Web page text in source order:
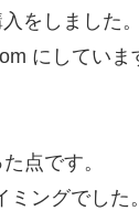
をしました
にしてい
点です。
ミングでした